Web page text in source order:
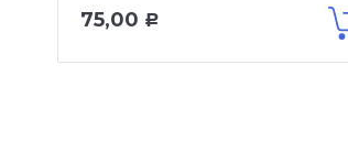
75,00 Р